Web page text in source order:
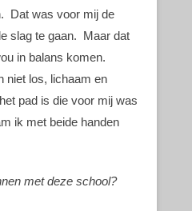
Dat was voor mij de
slag te gaan. Maar dat
in balans komen.
niet los, lichaam en
pad is die voor mij was
ik met beide handen
met deze school?